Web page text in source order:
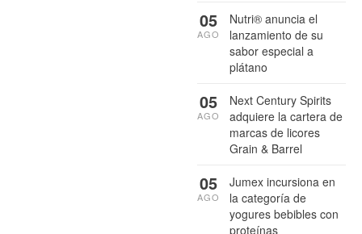
Nutri® anuncia el
lanzamiento de su
sabor especial a
plátano
05
AGO
Next Century Spirits
adquiere la cartera de
marcas de licores
Grain & Barrel
05
AGO
Jumex incursiona en
la categoría de
yogures bebibles con
proteínas
05
AGO